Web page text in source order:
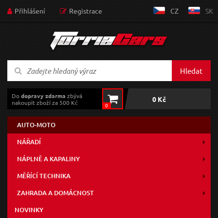
Přihlášení Registrace CZ SK
Hledat
Dodopravy zdarma zbývá
nakoupit zboží za 500 Kč
0
0 Kč
AUTO-MOTO
NÁŘADÍ
NÁPLNĚ A KAPALINY
MĚŘÍCÍ TECHNIKA
ZAHRADA A DOMÁCNOST
NOVINKY